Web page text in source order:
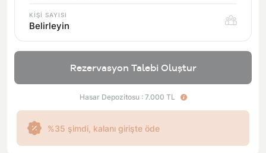
KİŞİ SAYISI
Belirleyin
Rezervasyon Talebi Oluştur
Hasar Depozitosu : 7.000 TL
%35 şimdi, kalanı girişte öde